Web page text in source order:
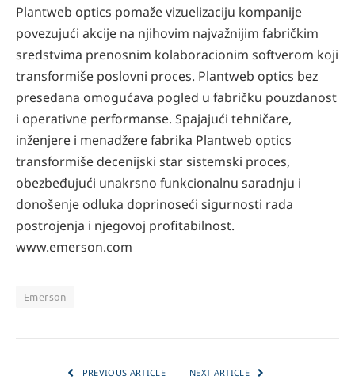
Plantweb optics pomaže vizuelizaciju kompanije
povezujući akcije na njihovim najvažnijim fabričkim
sredstvima prenosnim kolaboracionim softverom koji
transformiše poslovni proces. Plantweb optics bez
presedana omogućava pogled u fabričku pouzdanost
i operativne performanse. Spajajući tehničare,
inženjere i menadžere fabrika Plantweb optics
transformiše decenijski star sistemski proces,
obezbeđujući unakrsno funkcionalnu saradnju i
donošenje odluka doprinoseći sigurnosti rada
postrojenja i njegovoj profitabilnost.
www.emerson.com
Emerson
PREVIOUS ARTICLE NEXT ARTICLE